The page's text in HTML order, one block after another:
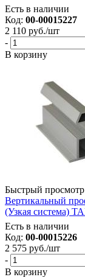
Есть в наличии
Код: 00-00015227
2 110 руб./шт
-
В корзину
Быстрый просмотр
Вертикальный
(Узкая система)
Есть в наличии
Код: 00-00015226
2 575 руб./шт
-
В корзину